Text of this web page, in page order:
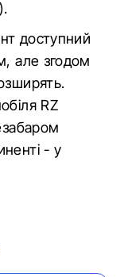
доступний
але згодом
RZ
- у